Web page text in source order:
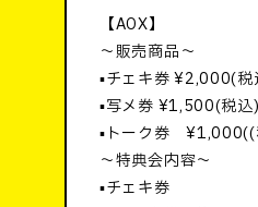
【AOX】
〜販売商品〜
▪️チェキ券 ¥2,000(税
▪️写メ券 ¥1,500(税込)
▪️トーク券 ¥1,000((
〜特典会内容〜
▪️チェキ券